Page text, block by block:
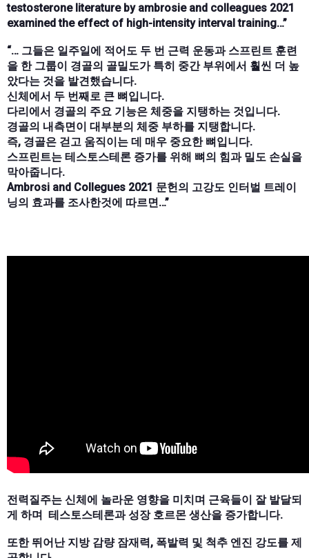
testosterone literature by ambrosie and colleagues 2021
examined the effect of high-intensity interval training…”
“… 그들은 일주일에 적어도 두 번 근력 운동과 스프린트 훈련
을 한 그룹이 경골의 골밀도가 특히 중간 부위에서 훨씬 더 높
았다는 것을 발견했습니다.
신체에서 두 번째로 큰 뼈입니다.
다리에서 경골의 주요 기능은 체중을 지탱하는 것입니다.
경골의 내측면이 대부분의 체중 부하를 지탱합니다.
즉, 경골은 걷고 움직이는 데 매우 중요한 뼈입니다.
스프린트는 테스토스테론 증가를 위해 뼈의 힘과 밀도 손실을
막아줍니다.
Ambrosi and Collegues 2021 문헌의 고강도 인터벌 트레이
닝의 효과를 조사한것에 따르면…”
전력질주는 신체에 놀라운 영향을 미치며 근육들이 잘 발달되
게 하며 테스토스테론과 성장 호르몬 생산을 증가합니다.
또한 뛰어난 지방 감량 잠재력, 폭발력 및 척추 엔진 강도를 제